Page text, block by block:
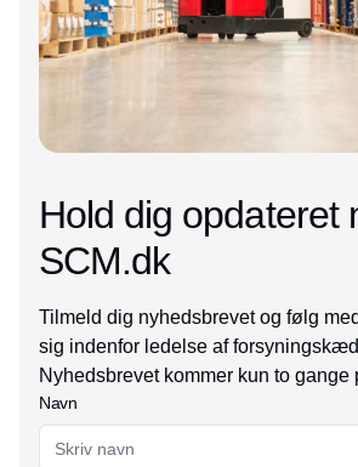
Hold dig opdateret
SCM.dk
Tilmeld dig nyhedsbrevet og følg
sig indenfor ledelse af
Nyhedsbrevet kommer kun to gange
Navn